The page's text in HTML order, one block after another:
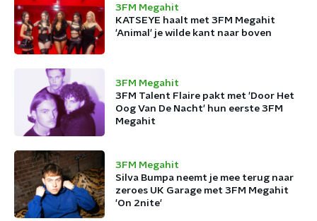
3FM Megahit
KATSEYE haalt met 3FM Megahit
'Animal' je wilde kant naar boven
3FM Megahit
3FM Talent Flaire pakt met 'Door Het
Oog Van De Nacht' hun eerste 3FM
Megahit
3FM Megahit
Silva Bumpa neemt je mee terug naar
zeroes UK Garage met 3FM Megahit
'On 2nite'